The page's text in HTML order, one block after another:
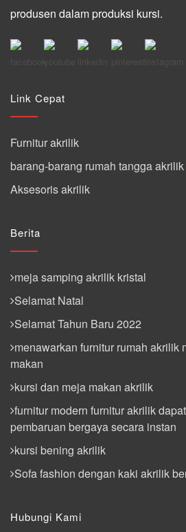
produsen dalam produksi kursi.
Link Cepat
Furnitur akrilik
barang-barang rumah tangga akrilik
Aksesoris akrilik
Berita
meja samping akrilik kristal
Selamat Natal
Selamat Tahun Baru 2022
menawarkan furnitur rumah akrilik
makan
kursi dan meja makan akrilik
furnitur modern furnitur akrilik
pembaruan bergaya secara instan
kursi bening akrilik
Sofa fashion dengan kaki akrilik
Hubungi Kami